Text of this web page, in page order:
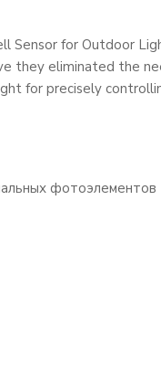
Sensor for Outdoor
they eliminated the
for precisely
фотоэлементов